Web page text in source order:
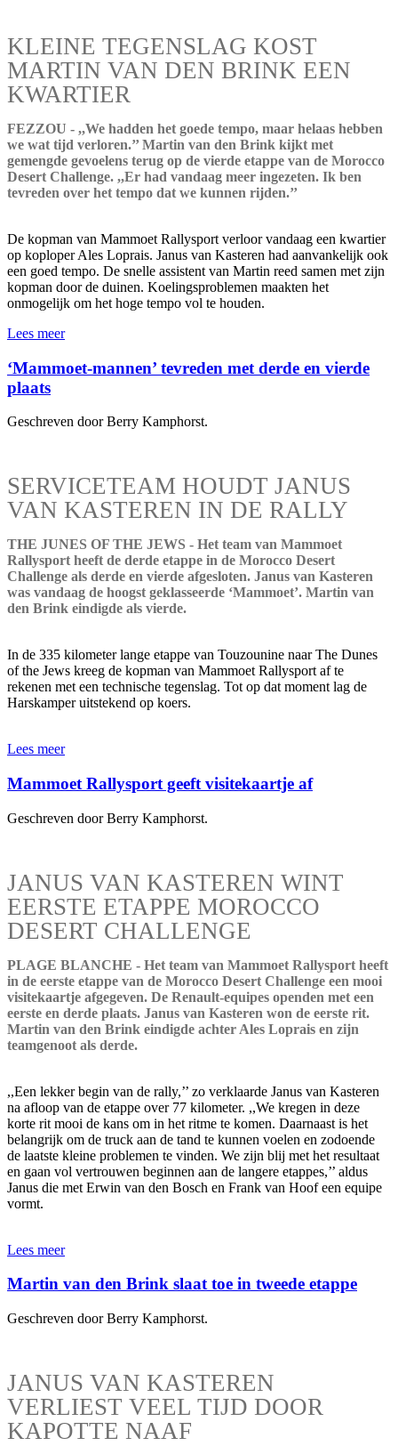
KLEINE TEGENSLAG KOST
MARTIN VAN DEN BRINK EEN
KWARTIER
FEZZOU - ,,We hadden het goede tempo, maar helaas hebben
we wat tijd verloren.’’ Martin van den Brink kijkt met
gemengde gevoelens terug op de vierde etappe van de Morocco
Desert Challenge. ,,Er had vandaag meer ingezeten. Ik ben
tevreden over het tempo dat we kunnen rijden.’’
De kopman van Mammoet Rallysport verloor vandaag een kwartier
op koploper Ales Loprais. Janus van Kasteren had aanvankelijk ook
een goed tempo. De snelle assistent van Martin reed samen met zijn
kopman door de duinen. Koelingsproblemen maakten het
onmogelijk om het hoge tempo vol te houden.
Lees meer
‘Mammoet-mannen’ tevreden met derde en vierde
plaats
Geschreven door Berry Kamphorst.
SERVICETEAM HOUDT JANUS
VAN KASTEREN IN DE RALLY
THE JUNES OF THE JEWS - Het team van Mammoet
Rallysport heeft de derde etappe in de Morocco Desert
Challenge als derde en vierde afgesloten. Janus van Kasteren
was vandaag de hoogst geklasseerde ‘Mammoet’. Martin van
den Brink eindigde als vierde.
In de 335 kilometer lange etappe van Touzounine naar The Dunes
of the Jews kreeg de kopman van Mammoet Rallysport af te
rekenen met een technische tegenslag. Tot op dat moment lag de
Harskamper uitstekend op koers.
Lees meer
Mammoet Rallysport geeft visitekaartje af
Geschreven door Berry Kamphorst.
JANUS VAN KASTEREN WINT
EERSTE ETAPPE MOROCCO
DESERT CHALLENGE
PLAGE BLANCHE - Het team van Mammoet Rallysport heeft
in de eerste etappe van de Morocco Desert Challenge een mooi
visitekaartje afgegeven. De Renault-equipes openden met een
eerste en derde plaats. Janus van Kasteren won de eerste rit.
Martin van den Brink eindigde achter Ales Loprais en zijn
teamgenoot als derde.
,,Een lekker begin van de rally,’’ zo verklaarde Janus van Kasteren
na afloop van de etappe over 77 kilometer. ,,We kregen in deze
korte rit mooi de kans om in het ritme te komen. Daarnaast is het
belangrijk om de truck aan de tand te kunnen voelen en zodoende
de laatste kleine problemen te vinden. We zijn blij met het resultaat
en gaan vol vertrouwen beginnen aan de langere etappes,’’ aldus
Janus die met Erwin van den Bosch en Frank van Hoof een equipe
vormt.
Lees meer
Martin van den Brink slaat toe in tweede etappe
Geschreven door Berry Kamphorst.
JANUS VAN KASTEREN
VERLIEST VEEL TIJD DOOR
KAPOTTE NAAF